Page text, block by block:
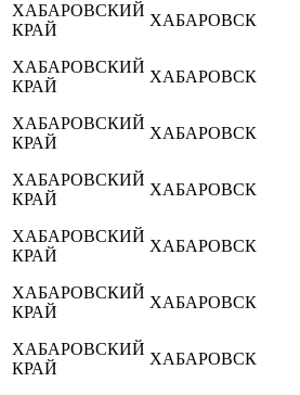
ХАБАРОВСКИЙ
КРАЙ
ХАБАРОВСК
ХАБАРОВСКИЙ
КРАЙ
ХАБАРОВСК
ХАБАРОВСКИЙ
КРАЙ
ХАБАРОВСК
ХАБАРОВСКИЙ
КРАЙ
ХАБАРОВСК
ХАБАРОВСКИЙ
КРАЙ
ХАБАРОВСК
ХАБАРОВСКИЙ
КРАЙ
ХАБАРОВСК
ХАБАРОВСКИЙ
КРАЙ
ХАБАРОВСК